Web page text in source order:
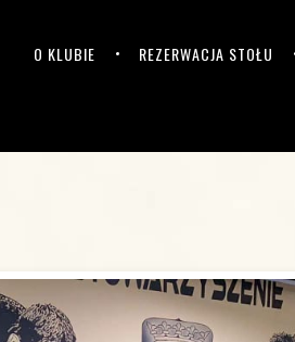
O KLUBIE REZERWACJA STOŁU